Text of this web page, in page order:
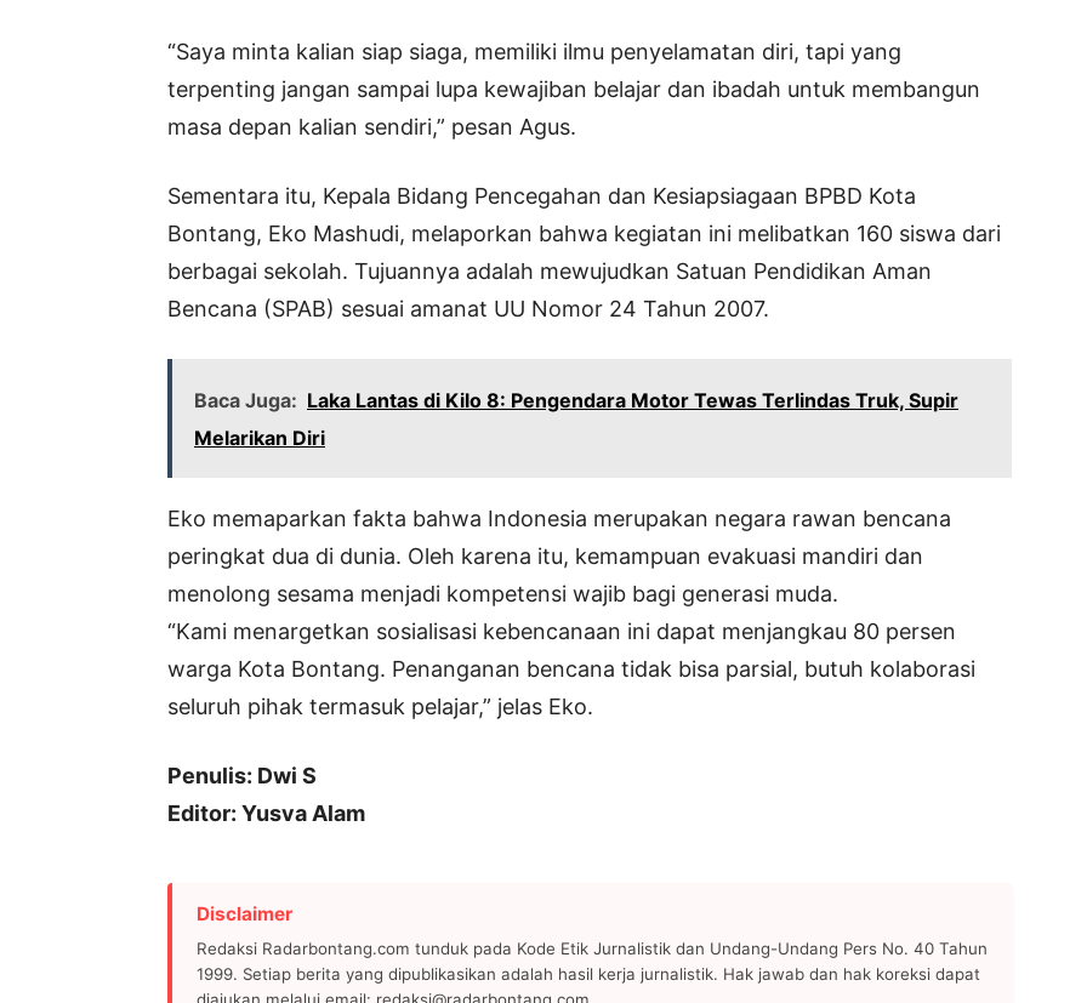
“Saya minta kalian siap siaga, memiliki ilmu penyelamatan diri, tapi yang
terpenting jangan sampai lupa kewajiban belajar dan ibadah untuk membangun
masa depan kalian sendiri,” pesan Agus.
Sementara itu, Kepala Bidang Pencegahan dan Kesiapsiagaan BPBD Kota
Bontang, Eko Mashudi, melaporkan bahwa kegiatan ini melibatkan 160 siswa dari
berbagai sekolah. Tujuannya adalah mewujudkan Satuan Pendidikan Aman
Bencana (SPAB) sesuai amanat UU Nomor 24 Tahun 2007.
Baca Juga: Laka Lantas di Kilo 8: Pengendara Motor Tewas Terlindas Truk, Supir
Melarikan Diri
Eko memaparkan fakta bahwa Indonesia merupakan negara rawan bencana
peringkat dua di dunia. Oleh karena itu, kemampuan evakuasi mandiri dan
menolong sesama menjadi kompetensi wajib bagi generasi muda.
“Kami menargetkan sosialisasi kebencanaan ini dapat menjangkau 80 persen
warga Kota Bontang. Penanganan bencana tidak bisa parsial, butuh kolaborasi
seluruh pihak termasuk pelajar,” jelas Eko.
Penulis: Dwi S
Editor: Yusva Alam
Disclaimer
Redaksi Radarbontang.com tunduk pada Kode Etik Jurnalistik dan Undang-Undang Pers No. 40 Tahun
1999. Setiap berita yang dipublikasikan adalah hasil kerja jurnalistik. Hak jawab dan hak koreksi dapat